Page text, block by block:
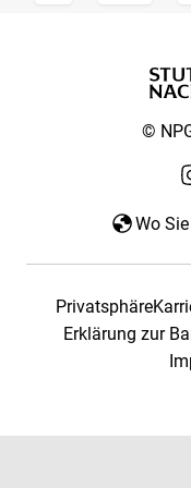
©
Wo
Privatsphäre
Erklärung zur